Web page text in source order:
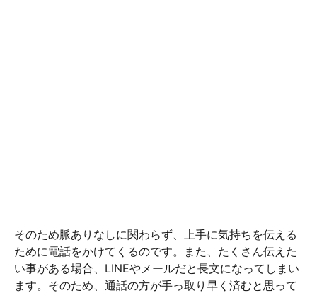
そのため脈ありなしに関わらず、上手に気持ちを伝える
ために電話をかけてくるのです。また、たくさん伝えた
い事がある場合、LINEやメールだと長文になってしまい
ます。そのため、通話の方が手っ取り早く済むと思って